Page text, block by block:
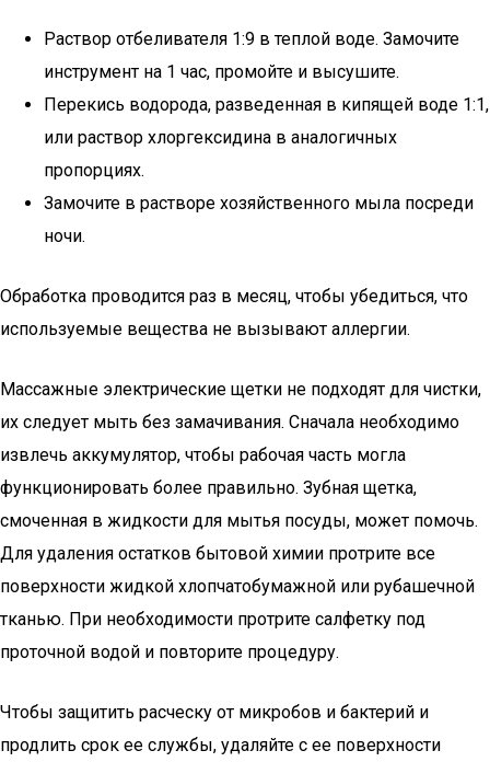
Раствор отбеливателя 1:9 в теплой воде. Замочите
инструмент на 1 час, промойте и высушите.
Перекись водорода, разведенная в кипящей воде 1:1,
или раствор хлоргексидина в аналогичных
пропорциях.
Замочите в растворе хозяйственного мыла посреди
ночи.
Обработка проводится раз в месяц, чтобы убедиться, что
используемые вещества не вызывают аллергии.
Массажные электрические щетки не подходят для чистки,
их следует мыть без замачивания. Сначала необходимо
извлечь аккумулятор, чтобы рабочая часть могла
функционировать более правильно. Зубная щетка,
смоченная в жидкости для мытья посуды, может помочь.
Для удаления остатков бытовой химии протрите все
поверхности жидкой хлопчатобумажной или рубашечной
тканью. При необходимости протрите салфетку под
проточной водой и повторите процедуру.
Чтобы защитить расческу от микробов и бактерий и
продлить срок ее службы, удаляйте с ее поверхности